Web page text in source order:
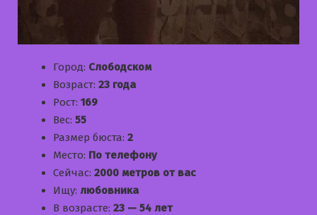
Город: Слободском
Возраст: 23 года
Рост: 169
Вес: 55
Размер бюста: 2
Место: По телефону
Сейчас: 2000 метров от вас
Ищу: любовника
В возрасте: 23 — 54 лет